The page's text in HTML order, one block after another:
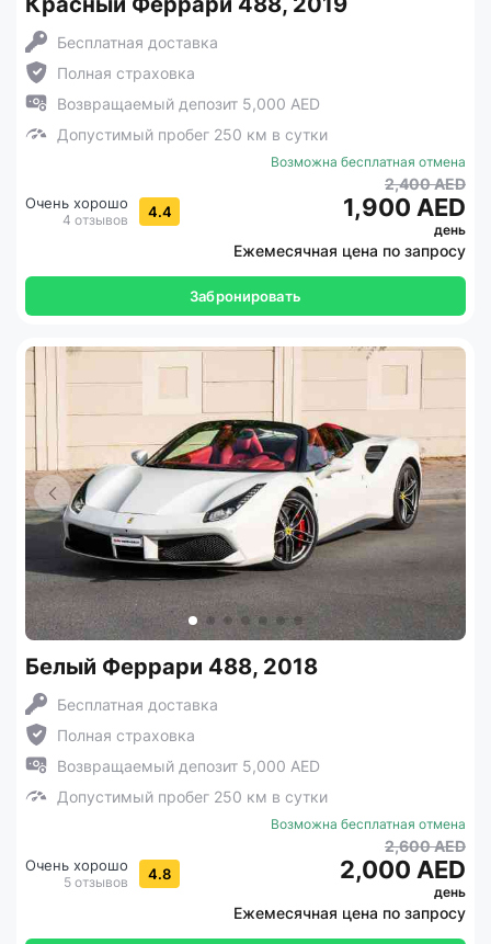
Бесплатная доставка
Полная страховка
Возвращаемый депозит 5,000 AED
Допустимый пробег 250 км в сутки
Очень хорошо
4 отзывов 4.4
Возможна бесплатная отмена
2,400 AED
1,900 AED
день
Ежемесячная цена по запросу
Забронировать
Белый Феррари 488, 2018
Бесплатная доставка
Полная страховка
Возвращаемый депозит 5,000 AED
Допустимый пробег 250 км в сутки
Очень хорошо
5 отзывов 4.8
Возможна бесплатная отмена
2,600 AED
2,000 AED
день
Ежемесячная цена по запросу